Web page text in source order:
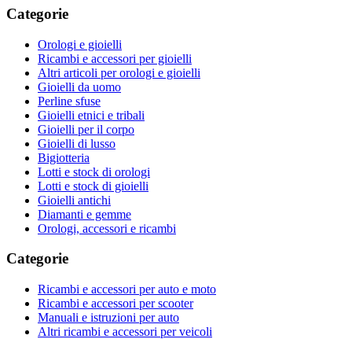
Categorie
Orologi e gioielli
Ricambi e accessori per gioielli
Altri articoli per orologi e gioielli
Gioielli da uomo
Perline sfuse
Gioielli etnici e tribali
Gioielli per il corpo
Gioielli di lusso
Bigiotteria
Lotti e stock di orologi
Lotti e stock di gioielli
Gioielli antichi
Diamanti e gemme
Orologi, accessori e ricambi
Categorie
Ricambi e accessori per auto e moto
Ricambi e accessori per scooter
Manuali e istruzioni per auto
Altri ricambi e accessori per veicoli